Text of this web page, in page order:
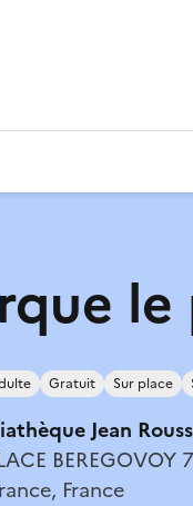
le
Gratuit Sur place
Jean
France